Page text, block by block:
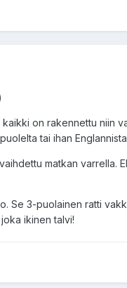
on rakennettu niin
tai ihan Englannista
matkan varrella.
Se 3-puolainen ratti
ikinen talvi!